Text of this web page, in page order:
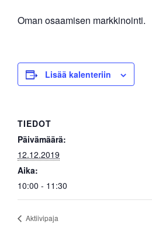
Oman osaamisen markkinointi.
Lisää kalenteriin
TIEDOT
Päivämäärä:
12.12.2019
Aika:
10:00 - 11:30
Aktiivipaja